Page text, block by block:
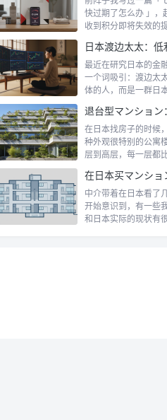
快过期了怎么办 」，
收到积分即将失效的
最近在研究日本的金
一个词吸引：渡边太
体的人，而是一群日
在日本找房子的时候
种外观很特别的公寓
层到高层，每一层都
中介带着在日本看了
开始意识到，有一些
和日本实际的现状有